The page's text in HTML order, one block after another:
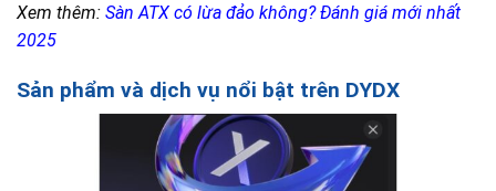
Xem thêm: Sàn ATX có lừa đảo không? Đánh giá mới nhất
2025
Sản phẩm và dịch vụ nổi bật trên DYDX